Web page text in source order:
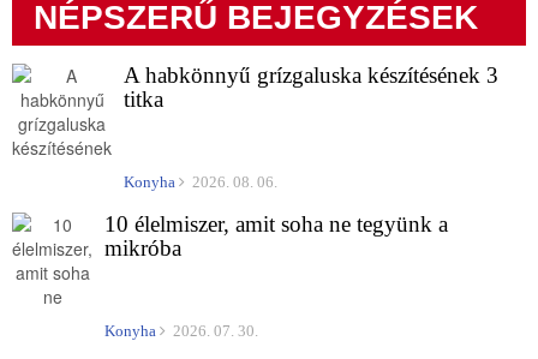
NÉPSZERŰ BEJEGYZÉSEK
A habkönnyű grízgaluska készítésének 3
titka
Konyha 2026. 08. 06.
10 élelmiszer, amit soha ne tegyünk a
mikróba
Konyha 2026. 07. 30.